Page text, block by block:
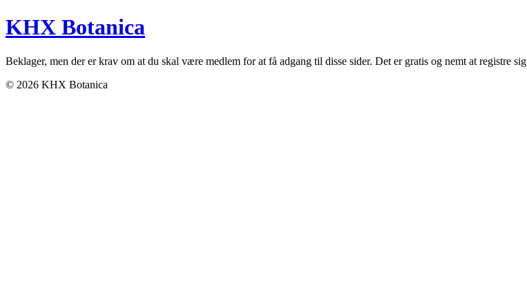
KHX Botanica
Beklager, men der er krav om at du skal være medlem for at få adgang til disse sider. Det er gratis og nemt at registre sig
© 2026 KHX Botanica